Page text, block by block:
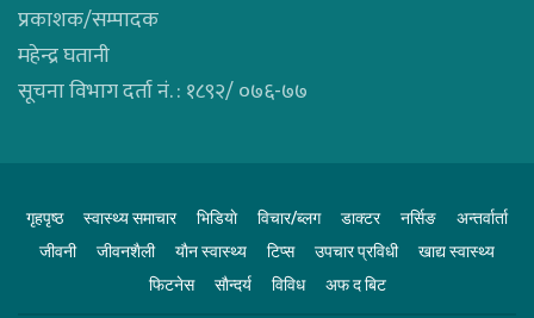
प्रकाशक/सम्पादक
महेन्द्र घतानी
सूचना विभाग दर्ता नं. : १८९२/ ०७६-७७
गृहपृष्ठ स्वास्थ्य समाचार भिडियाे विचार/ब्लग डाक्टर नर्सिङ
अन्तर्वार्ता
जीवनी
जीवनशैली याैन स्वास्थ्य टिप्स उपचार प्रविधी
खाद्य स्वास्थ्य
फिटनेस
साैन्दर्य विविध अफ द बिट